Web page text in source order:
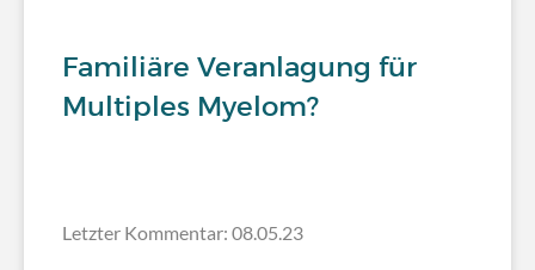
Familiäre Veranlagung für
Multiples Myelom?
Letzter Kommentar: 08.05.23